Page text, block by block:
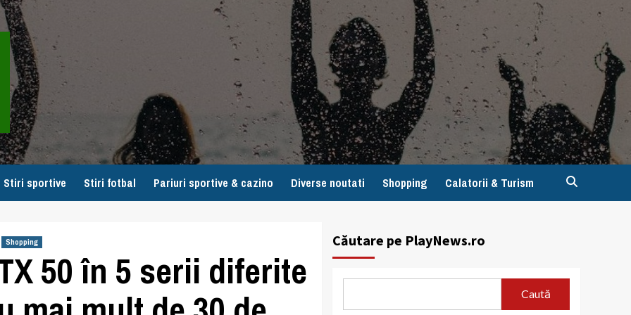
Stiri sportive Stiri fotbal Pariuri sportive & cazino Diverse noutati Shopping Calatorii & Turism
Shopping
50 în 5 serii diferite
Căutare pe PlayNews.ro
Caută